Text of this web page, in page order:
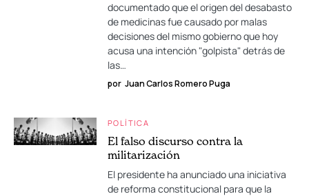
documentado que el origen del desabasto
de medicinas fue causado por malas
decisiones del mismo gobierno que hoy
acusa una intención "golpista" detrás de
las…
por Juan Carlos Romero Puga
POLÍTICA
El falso discurso contra la
militarización
El presidente ha anunciado una iniciativa
de reforma constitucional para que la